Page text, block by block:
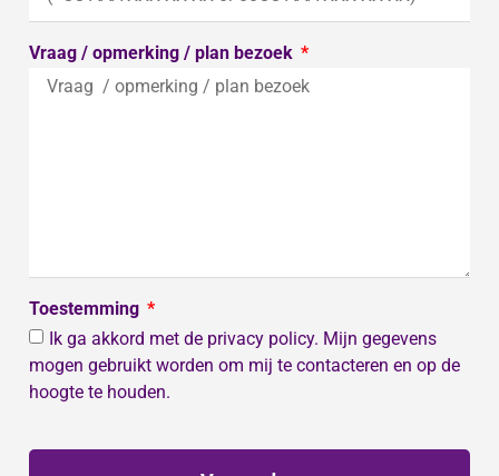
Vraag / opmerking / plan bezoek
Toestemming
Ik ga akkord met de privacy policy. Mijn gegevens
mogen gebruikt worden om mij te contacteren en op de
hoogte te houden.